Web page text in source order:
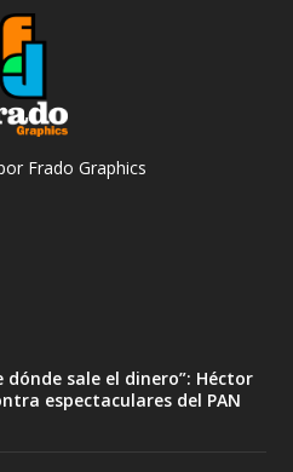
Frado Graphics
dónde sale el dinero”: Héctor
espectaculares del PAN